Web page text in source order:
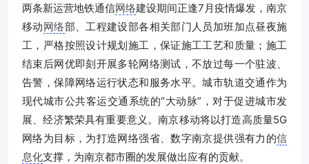
两条新运营地铁通信网络建设期间正逢7月疫情爆发，南京
移动网络部、工程建设部各相关部门人员加班加点昼夜施
工，严格按照设计规划施工，保证施工工艺和质量；施工
结束后网优即刻开展多轮网络测试，不放过每一个驻波、
告警，保障网络运行状态和服务水平。城市轨道交通作为
现代城市公共客运交通系统的“大动脉”，对于促进城市发
展、经济繁荣具有重要意义。南京移动将以打造高质量5G
网络为目标，为打造网络强省、数字南京提供强有力的信
息化支撑，为南京都市圈的发展做出应有的贡献。